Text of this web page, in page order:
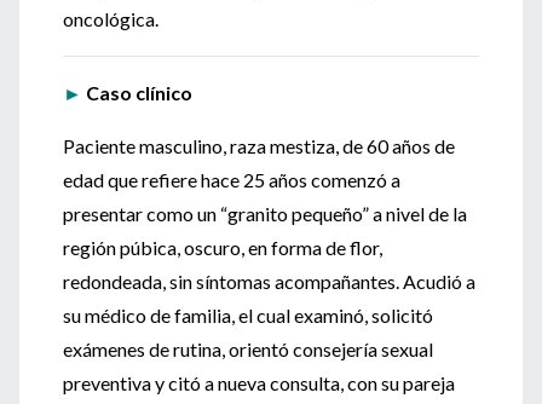
oncológica.
► Caso clínico
Paciente masculino, raza mestiza, de 60 años de
edad que refiere hace 25 años comenzó a
presentar como un “granito pequeño” a nivel de la
región púbica, oscuro, en forma de flor,
redondeada, sin síntomas acompañantes. Acudió a
su médico de familia, el cual examinó, solicitó
exámenes de rutina, orientó consejería sexual
preventiva y citó a nueva consulta, con su pareja